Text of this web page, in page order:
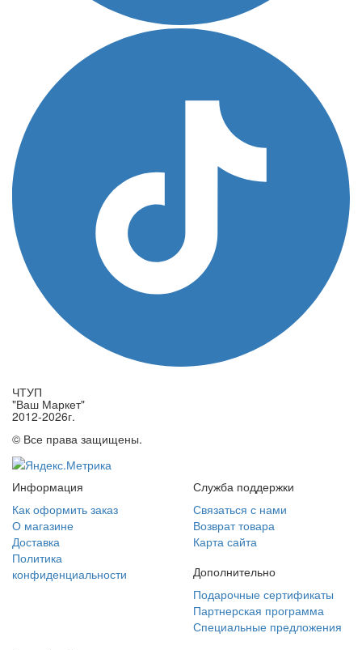
ЧТУП
"Ваш Маркет"
2012-2026г.
© Все права защищены.
Информация
Как оформить заказ
О магазине
Доставка
Политика
конфиденциальности
Служба поддержки
Связаться с нами
Возврат товара
Карта сайта
Дополнительно
Подарочные сертификаты
Партнерская программа
Специальные предложения